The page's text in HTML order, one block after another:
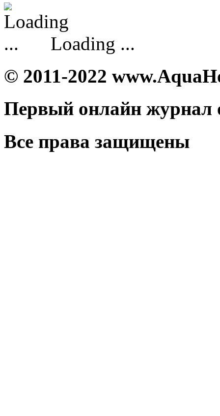
Loading ...
© 2011-2022
Первый онлайн журнал
Все права защищены